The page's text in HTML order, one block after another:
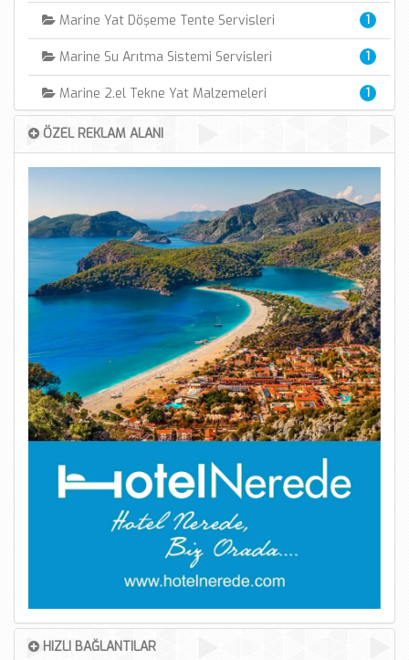
1
Marine Yat Döşeme Tente Servisleri
1
Marine Su Arıtma Sistemi Servisleri
1
Marine 2.el Tekne Yat Malzemeleri
Marine İnternet Satış Mağazası
1
Marine Otomasyon Teknolojileri
1
Marine Tekne ve Yat kiralama
ÖZEL REKLAM ALANI
HIZLI BAĞLANTILAR